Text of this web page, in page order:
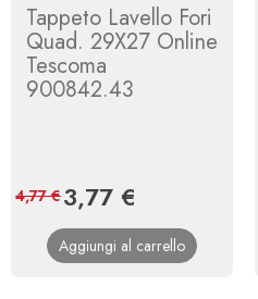
Tappeto Lavello Fori
Quad. 29X27 Online
Tescoma
900842.43
Prezzo
3,77 €
base
4,77 €
Aggiungi al carrello